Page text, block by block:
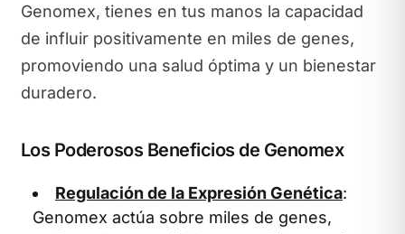
Genomex, tienes en tus manos la capacidad
de influir positivamente en miles de genes,
promoviendo una salud óptima y un bienestar
duradero.
Los Poderosos Beneficios de Genomex
Regulación de la Expresión Genética:
Genomex actúa sobre miles de genes,